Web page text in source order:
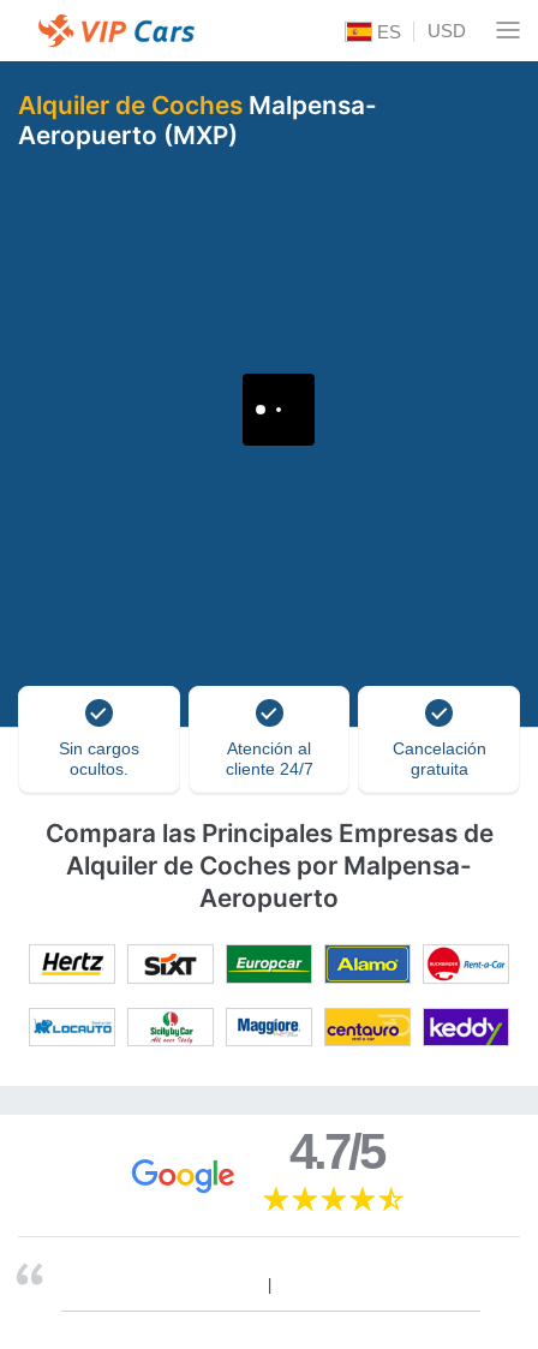
ES USD
Alquiler de Coches Malpensa-
Aeropuerto (MXP)
Sin cargos
ocultos.
Atención al
cliente 24/7
Cancelación
gratuita
Compara las Principales Empresas de
Alquiler de Coches por Malpensa-
Aeropuerto
4.7/5